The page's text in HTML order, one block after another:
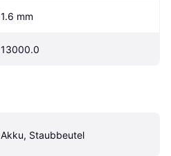
1.6 mm
13000.0
Akku, Staubbeutel